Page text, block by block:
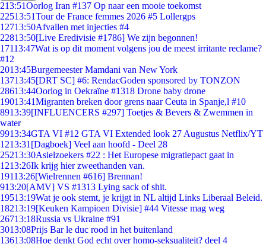
213:51Oorlog Iran #137 Op naar een mooie toekomst
22513:51Tour de France femmes 2026 #5 Lollergps
12713:50Afvallen met injecties #4
22813:50[Live Eredivisie #1786] We zijn begonnen!
17113:47Wat is op dit moment volgens jou de meest irritante reclame?
#12
2013:45Burgemeester Mamdani van New York
13713:45[DRT SC] #6: RendacGoden sponsored by TONZON
28613:44Oorlog in Oekraïne #1318 Drone baby drone
19013:41Migranten breken door grens naar Ceuta in Spanje,l #10
8913:39[INFLUENCERS #297] Toetjes & Bevers & Zwemmen in
water
9913:34GTA VI #12 GTA VI Extended look 27 Augustus Netflix/YT
1213:31 [Dagboek] Veel aan hoofd - Deel 28
25213:30Asielzoekers #22 : Het Europese migratiepact gaat in
1213:26Ik krijg hier zweethanden van.
19113:26[Wielrennen #616] Brennan!
913:20[AMV] VS #1313 Lying sack of shit.
19513:19Wat je ook stemt, je krijgt in NL altijd Links Liberaal Beleid.
18213:19[Keuken Kampioen Divisie] #44 Vitesse mag weg
26713:18Russia vs Ukraine #91
3013:08Prijs Bar le duc rood in het buitenland
13613:08Hoe denkt God echt over homo-seksualiteit? deel 4